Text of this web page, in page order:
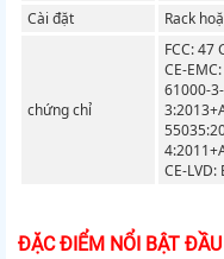
Cài đặt
Rack
chứng chỉ
FCC: 47
CE-
61000-
CE-
ĐẶC ĐIỂM NỔI BẬT